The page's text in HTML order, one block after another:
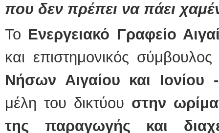
που δεν πρέπει να πάει
Το Ενεργειακό Γραφείο
και επιστημονικός
Νήσων Αιγαίου και Ιονίου -
μέλη του δικτύου στην
της παραγωγής και